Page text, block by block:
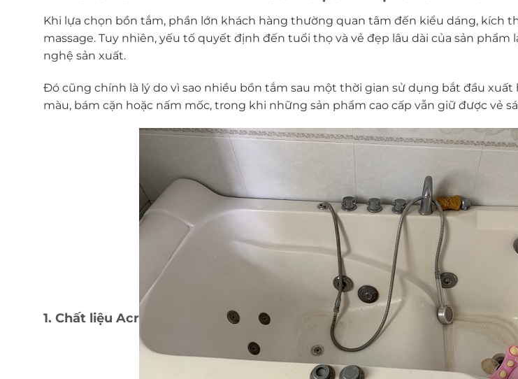
Khi lựa chọn bồn tắm, phần lớn khách hàng thường quan tâm đến kiểu dáng, kích
massage. Tuy nhiên, yếu tố quyết định đến tuổi thọ và vẻ đẹp lâu dài của sản phẩm
nghệ sản xuất.
Đó cũng chính là lý do vì sao nhiều bồn tắm sau một thời gian sử dụng bắt đầu xuất
màu, bám cặn hoặc nấm mốc, trong khi những sản phẩm cao cấp vẫn giữ được vẻ
1. Chất liệu Acr